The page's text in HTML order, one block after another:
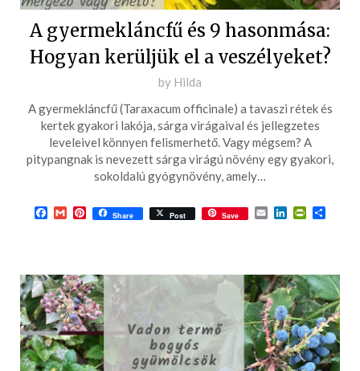
A gyermekláncfű és 9 hasonmása:
Hogyan kerüljük el a veszélyeket?
Posted
2025-
03-
31
by Hilda
A gyermekláncfű (Taraxacum officinale) a tavaszi rétek és
kertek gyakori lakója, sárga virágaival és jellegzetes
leveleivel könnyen felismerhető. Vagy mégsem? A
pitypangnak is nevezett sárga virágú növény egy gyakori,
sokoldalú gyógynövény, amely…
Facebook
GmailPinterest
Share Post Save EmailLinkedIn